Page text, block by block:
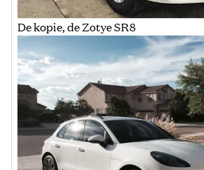
De kopie, de Zotye SR8